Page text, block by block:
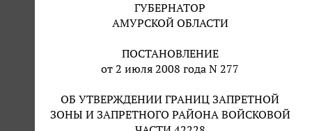
ГУБЕРНАТОР
АМУРСКОЙ ОБЛАСТИ
ПОСТАНОВЛЕНИЕ
от 2 июля 2008 года N 277
ОБ УТВЕРЖДЕНИИ ГРАНИЦ ЗАПРЕТНОЙ
ЗОНЫ И ЗАПРЕТНОГО РАЙОНА ВОЙСКОВОЙ